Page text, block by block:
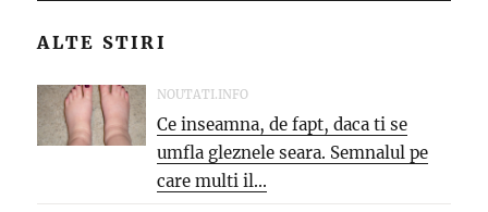
ALTE STIRI
NOUTATI.INFO
Ce inseamna, de fapt, daca ti se
umfla gleznele seara. Semnalul pe
care multi il...